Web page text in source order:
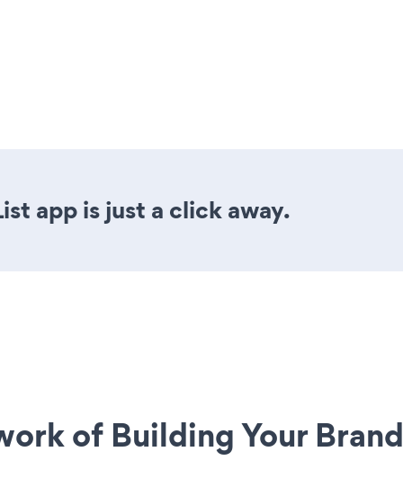
app is just a click away.
of Building Your Brand